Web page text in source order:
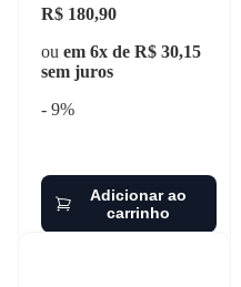
R$ 180,90
ou em 6x de R$ 30,15
sem juros
- 9%
Adicionar ao
carrinho